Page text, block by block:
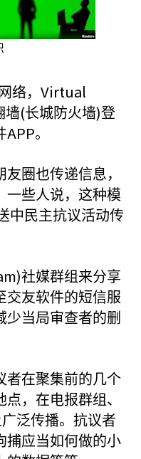
络， Virtual
墙(长城防火墙)登
APP。
圈也传递信息，
一些人说，这种模
中民主抗议活动传
社媒群组来分享
交友软件的短信服
少当局审查者的删
者在聚集前的几个
，在电报群组、
泛传播。抗议者
捕应当如何做的小